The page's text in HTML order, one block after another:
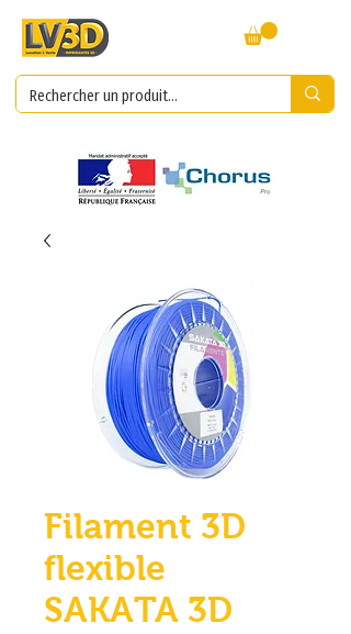
Filament 3D
flexible
SAKATA 3D